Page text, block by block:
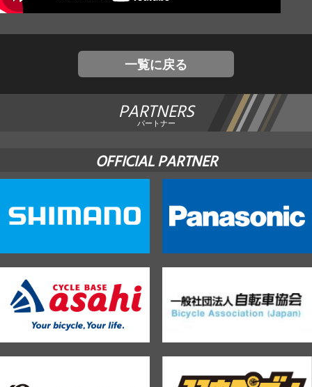
一覧に戻る
PARTNERS
パートナー
OFFICIAL PARTNER